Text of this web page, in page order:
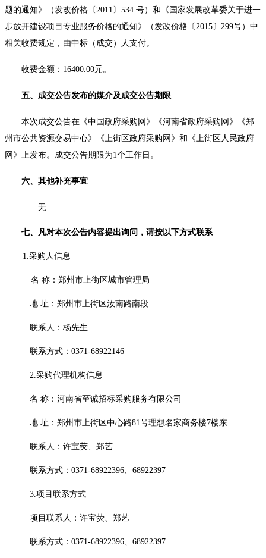
题的通知》（发改价格〔2011〕534 号）和《国家发展改革委关于进一
步放开建设项目专业服务价格的通知》（发改价格〔2015〕299号）中
相关收费规定，由中标（成交）人支付。
收费金额： 16400.00元。
五、成交公告发布的媒介及成交公告期限
本次成交公告在《中国政府采购网》《河南省政府采购网》《郑
州市公共资源交易中心》《上街区政府采购网》和《上街区人民政府
网》上发布。成交公告期限为1个工作日。
六、其他补充事宜
无
七、凡对本次公告内容提出询问，请按以下方式联系
1.采购人信息
名 称： 郑州市上街区城市管理局
地 址：郑州市上街区汝南路南段
联系人：杨先生
联系方式： 0371-68922146
2.采购代理机构信息
名 称：河南省至诚招标采购服务有限公司
地 址：郑州市上街区中心路81号理想名家商务楼7楼东
联系人：许宝荧、郑艺
联系方式： 0371-68922396、68922397
3.项目联系方式
项目联系人：许宝荧、郑艺
联系方式： 0371-68922396、68922397